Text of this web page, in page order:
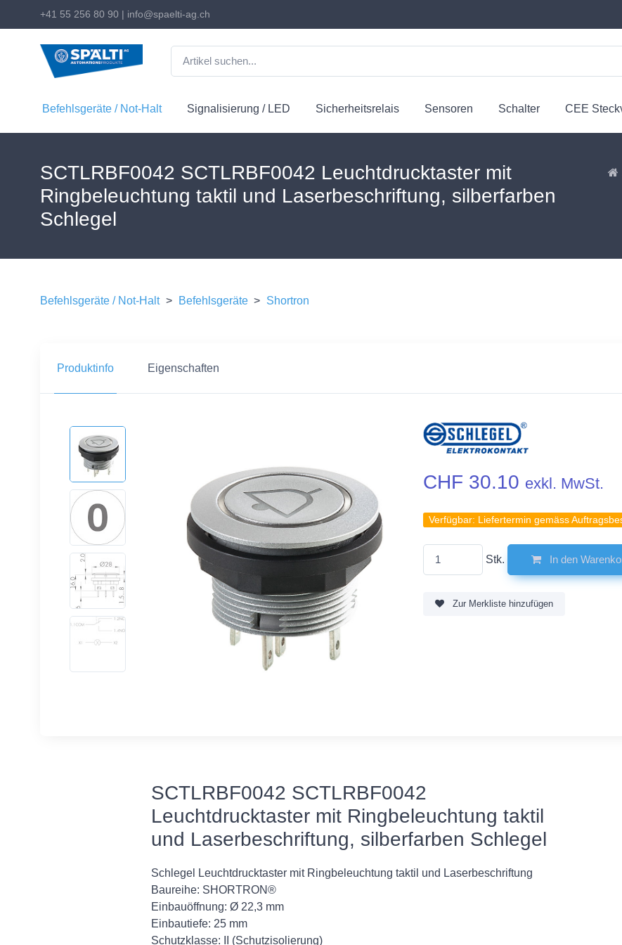
+41 55 256 80 90 | info@spaelti-ag.ch
Befehlsgeräte / Not-Halt Signalisierung / LED Sicherheitsrelais Sensoren Schalter CEE
SCTLRBF0042 SCTLRBF0042 Leuchtdrucktaster mit
Ringbeleuchtung taktil und Laserbeschriftung, silberfarben
Schlegel
Befehlsgeräte / Not-Halt > Befehlsgeräte > Shortron
Produktinfo Eigenschaften
CHF 30.10 exkl. MwSt.
Verfügbar: Liefertermin gemäss
Stk. In den
Zur Merkliste hinzufügen
SCTLRBF0042 SCTLRBF0042
Leuchtdrucktaster mit Ringbeleuchtung taktil
und Laserbeschriftung, silberfarben Schlegel
Schlegel Leuchtdrucktaster mit Ringbeleuchtung taktil und Laserbeschriftung
Baureihe: SHORTRON®
Einbauöffnung: Ø 22,3 mm
Einbautiefe: 25 mm
Schutzklasse: II (Schutzisolierung)